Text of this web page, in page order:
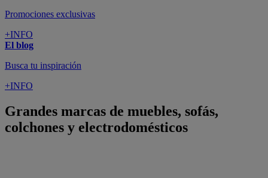
Promociones exclusivas
+INFO
El blog
Busca tu inspiración
+INFO
Grandes marcas de muebles, sofás,
colchones y electrodomésticos